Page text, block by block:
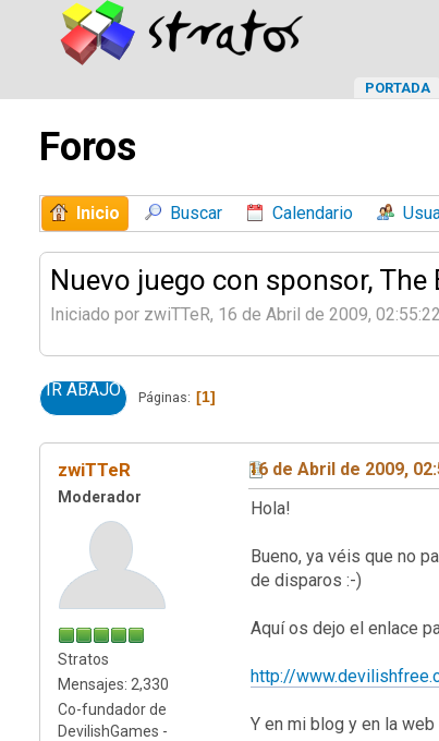
PORTADA
Foros
Inicio Buscar Calendario
Nuevo juego con sponsor, The
Iniciado por zwiTTeR, 16 de Abril de 2009,
IR ABAJO Páginas 1
zwiTTeR
Moderador
Stratos
Mensajes: 2,330
Co-fundador de
DevilishGames -
16 de Abril de 2009,
Hola!
Bueno, ya véis que no
de disparos :-)
Aquí os dejo el enlace
http://
Y en mi blog y en la